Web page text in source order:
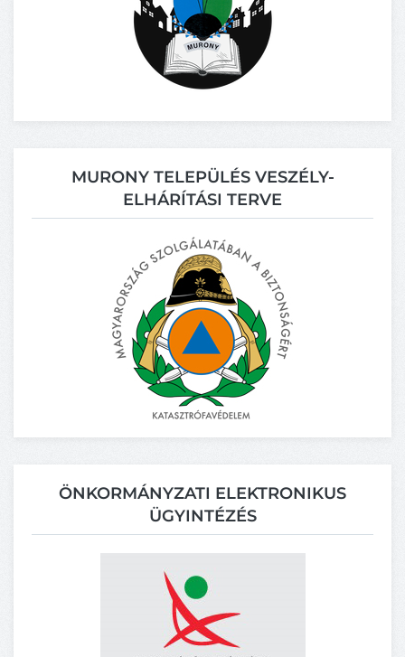
MURONY TELEPÜLÉS VESZÉLY-
ELHÁRÍTÁSI TERVE
ÖNKORMÁNYZATI ELEKTRONIKUS
ÜGYINTÉZÉS